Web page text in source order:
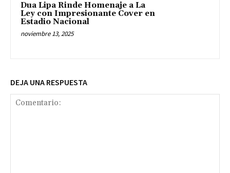
Dua Lipa Rinde Homenaje a La
Ley con Impresionante Cover en
Estadio Nacional
noviembre 13, 2025
DEJA UNA RESPUESTA